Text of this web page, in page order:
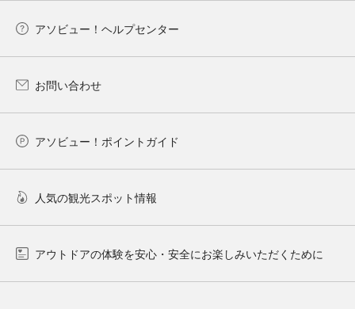
アソビュー！ヘルプセンター
お問い合わせ
アソビュー！ポイントガイド
人気の観光スポット情報
アウトドアの体験を安心・安全にお楽しみいただくために